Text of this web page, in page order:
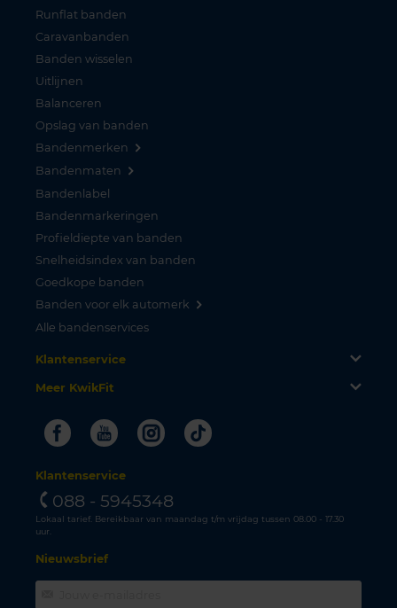
Runflat banden
Caravanbanden
Banden wisselen
Uitlijnen
Balanceren
Opslag van banden
Bandenmerken
Bandenmaten
Bandenlabel
Bandenmarkeringen
Profieldiepte van banden
Snelheidsindex van banden
Goedkope banden
Banden voor elk automerk
Alle bandenservices
Klantenservice
Meer KwikFit
FacebookYoutubeInstagram
Tiktok
Klantenservice
088 - 5945348
Lokaal tarief. Bereikbaar van maandag t/m vrijdag tussen 08.00 - 17.30
uur.
Nieuwsbrief